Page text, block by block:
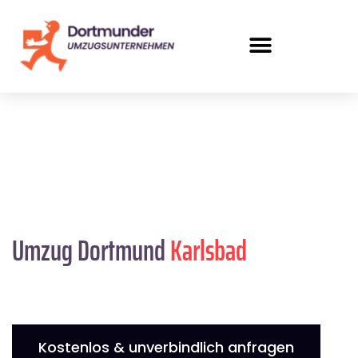
Umzug DortmundKarlsbad
Kostenlos & unverbindlich anfragen